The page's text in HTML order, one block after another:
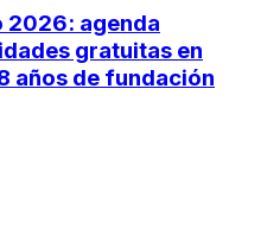
2026: agenda
gratuitas en
años de fundación